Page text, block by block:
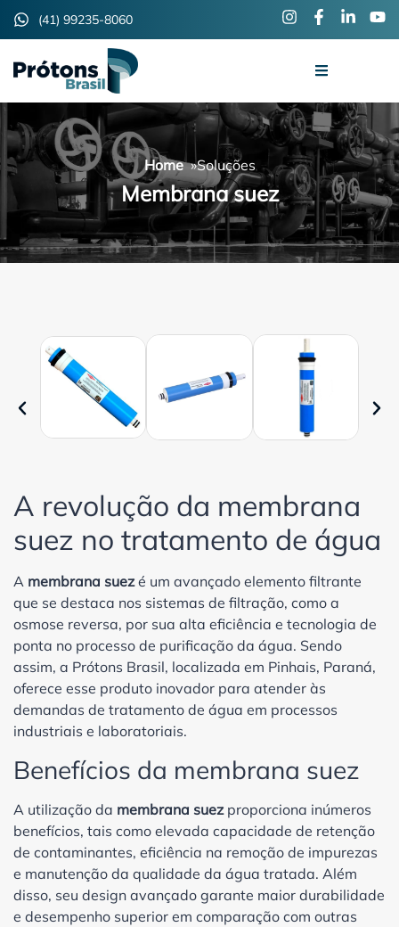
(41) 99235-8060
Membrana suez
Home»Soluções
A revolução da membrana
suez no tratamento de água
A membrana suezé um avançado elemento filtrante
que se destaca nos sistemas de filtração, como a
osmose reversa, por sua alta eficiência e tecnologia de
ponta no processo de purificação da água. Sendo
assim, a Prótons Brasil, localizada em Pinhais, Paraná,
oferece esse produto inovador para atender às
demandas de tratamento de água em processos
industriais e laboratoriais.
Benefícios da membrana suez
A utilização da membrana suezproporciona inúmeros
benefícios, tais como elevada capacidade de retenção
de contaminantes, eficiência na remoção de impurezas
e manutenção da qualidade da água tratada. Além
disso, seu design avançado garante maior durabilidade
e desempenho superior em comparação com outras